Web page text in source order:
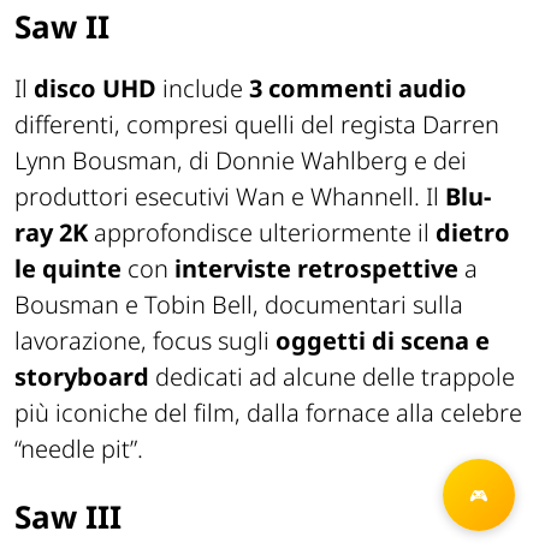
Saw II
Il disco UHD include 3 commenti audio
differenti, compresi quelli del regista Darren
Lynn Bousman, di Donnie Wahlberg e dei
produttori esecutivi Wan e Whannell. Il Blu-
ray 2K approfondisce ulteriormente il dietro
le quinte con interviste retrospettive a
Bousman e Tobin Bell, documentari sulla
lavorazione, focus sugli oggetti di scena e
storyboard dedicati ad alcune delle trappole
più iconiche del film, dalla fornace alla celebre
“needle pit”.
Saw III